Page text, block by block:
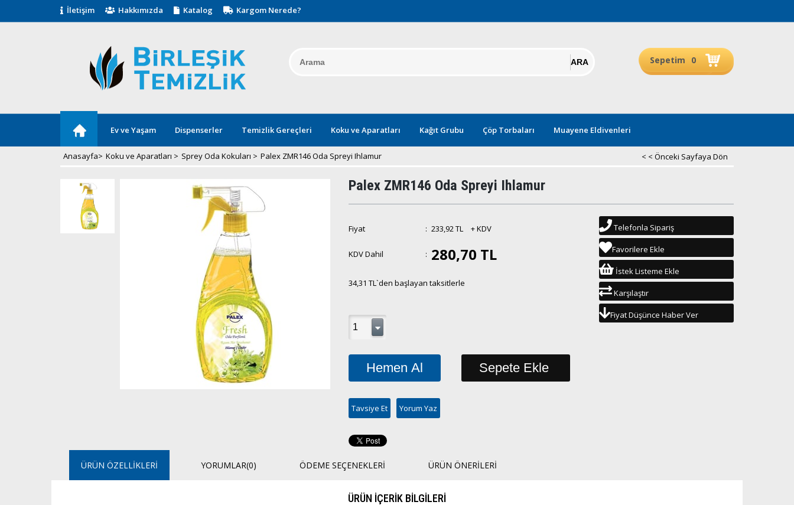
İletişim Hakkımızda Katalog Kargom Nerede?
Sepetim 0
Ev ve Yaşam Dispenserler Temizlik Gereçleri Koku ve Aparatları Kağıt Grubu Çöp Torbaları Muayene Eldivenleri
Anasayfa> Koku ve Aparatları > Sprey Oda Kokuları > Palex ZMR146 Oda Spreyi Ihlamur < < Önceki Sayfaya Dön
Palex ZMR146 Oda Spreyi Ihlamur
Fiyat : 233,92 TL + KDV
KDV Dahil : 280,70 TL
34,31 TL`den başlayan taksitlerle
Telefonla Sipariş
Favorilere Ekle
İstek Listeme Ekle
Karşılaştır
Fiyat Düşünce Haber Ver
Tavsiye Et Yorum Yaz
ÜRÜN ÖZELLIKLERI YORUMLAR(0) ÖDEME SEÇENEKLERI ÜRÜN ÖNERILERI
ÜRÜN İÇERİK BİLGİLERİ